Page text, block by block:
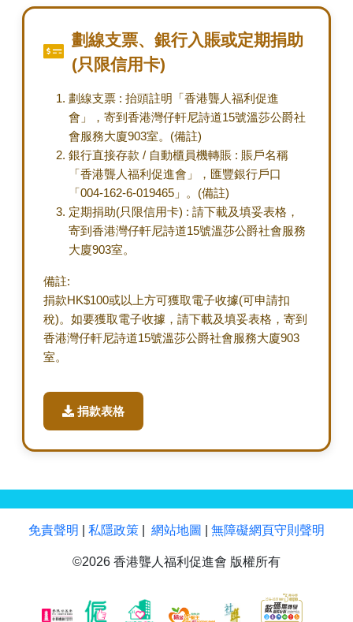
劃線支票、銀行入賬或定期捐助
(只限信用卡)
劃線支票 : 抬頭註明「香港聾人福利促進
會」，寄到香港灣仔軒尼詩道15號溫莎公爵社
會服務大廈903室。(備註)
銀行直接存款 / 自動櫃員機轉賬 : 賬戶名稱
「香港聾人福利促進會」，匯豐銀行戶口
「004-162-6-019465」。(備註)
定期捐助(只限信用卡) : 請下載及填妥表格，
寄到香港灣仔軒尼詩道15號溫莎公爵社會服務
大廈903室。
備註:
捐款HK$100或以上方可獲取電子收據(可申請扣
稅)。如要獲取電子收據，請下載及填妥表格，寄到
香港灣仔軒尼詩道15號溫莎公爵社會服務大廈903
室。
捐款表格
免責聲明 私隱政策 網站地圖 無障礙網頁守則聲明
©2026 香港聾人福利促進會 版權所有